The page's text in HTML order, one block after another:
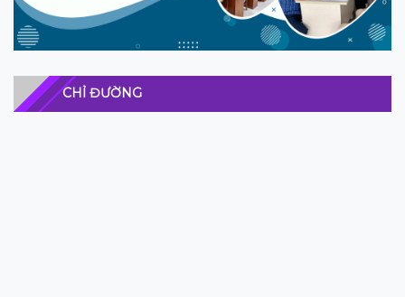
CHỈ ĐƯỜNG